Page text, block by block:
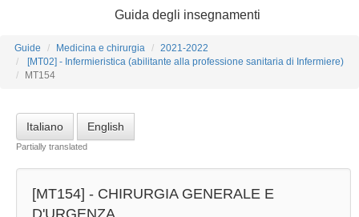
Guida degli insegnamenti
Guide Medicina e chirurgia
2021-2022
[MT02] - Infermieristica (abilitante alla professione sanitaria di Infermiere)
MT154
Italiano English
Partially translated
[MT154] - CHIRURGIA GENERALE E
D'URGENZA